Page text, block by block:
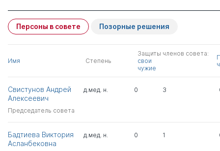
Персоны в совете Позорные решения
Имя Степень
Защиты членов совета:
свои
чужие
Свистунов Андрей
Алексеевич
Председатель совета
д.мед. н. 0 3
Бадтиева Виктория
Асланбековна
д.мед. н. 0 1